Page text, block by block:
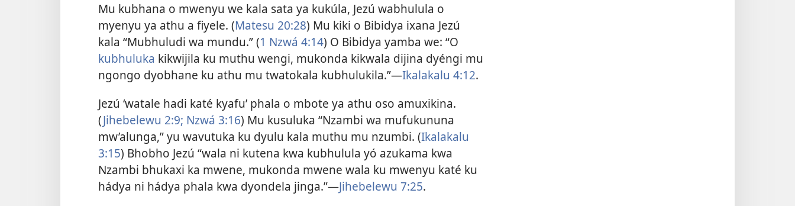
Mu kubhana o mwenyu we kala sata ya kukúla, Jezú wabhulula o
myenyu ya athu a fiyele. (Matesu 20:28) Mu kiki o Bibidya ixana Jezú
kala “Mubhuludi wa mundu.” (1 Nzwá 4:14) O Bibidya yamba we: “O
kubhuluka kikwijila ku muthu wengi, mukonda kikwala dijina dyéngi mu
ngongo dyobhane ku athu mu twatokala kubhulukila.”—Ikalakalu 4:12.
Jezú ‘watale hadi katé kyafu’ phala o mbote ya athu oso amuxikina.
(Jihebelewu 2:9; Nzwá 3:16) Mu kusuluka “Nzambi wa mufukununa
mw’alunga,” yu wavutuka ku dyulu kala muthu mu nzumbi. (Ikalakalu
3:15) Bhobho Jezú “wala ni kutena kwa kubhulula yó azukama kwa
Nzambi bhukaxi ka mwene, mukonda mwene wala ku mwenyu katé ku
hádya ni hádya phala kwa dyondela jinga.”—Jihebelewu 7:25.